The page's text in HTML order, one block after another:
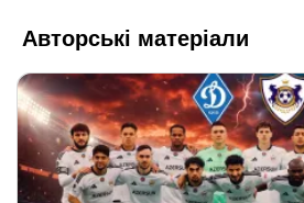
Авторські матеріали